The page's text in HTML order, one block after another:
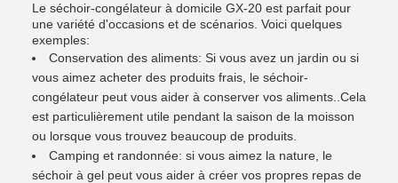
Le séchoir-congélateur à domicile GX-20 est parfait pour
une variété d'occasions et de scénarios. Voici quelques
exemples:
Conservation des aliments: Si vous avez un jardin ou si
vous aimez acheter des produits frais, le séchoir-
congélateur peut vous aider à conserver vos aliments..Cela
est particulièrement utile pendant la saison de la moisson
ou lorsque vous trouvez beaucoup de produits.
Camping et randonnée: si vous aimez la nature, le
séchoir à gel peut vous aider à créer vos propres repas de